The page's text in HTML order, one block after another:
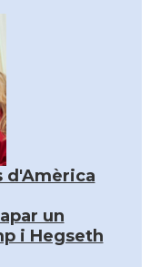
d'Amèrica
un
i Hegseth